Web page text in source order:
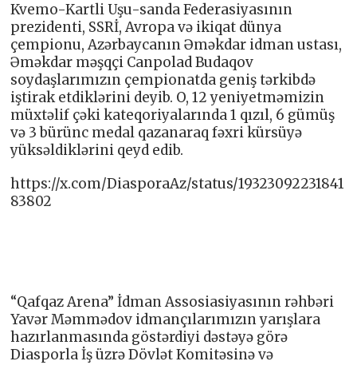
Kvemo-Kartli Uşu-sanda Federasiyasının
prezidenti, SSRİ, Avropa və ikiqat dünya
çempionu, Azərbaycanın Əməkdar idman ustası,
Əməkdar məşqçi Canpolad Budaqov
soydaşlarımızın çempionatda geniş tərkibdə
iştirak etdiklərini deyib. O, 12 yeniyetməmizin
müxtəlif çəki kateqoriyalarında 1 qızıl, 6 gümüş
və 3 bürünс medal qazanaraq fəxri kürsüyə
yüksəldiklərini qeyd edib.
https://x.com/DiasporaAz/status/19323092231841
83802
“Qafqaz Arena” İdman Assosiasiyasının rəhbəri
Yavər Məmmədov idmançılarımızın yarışlara
hazırlanmasında göstərdiyi dəstəyə görə
Diasporla İş üzrə Dövlət Komitəsinə və